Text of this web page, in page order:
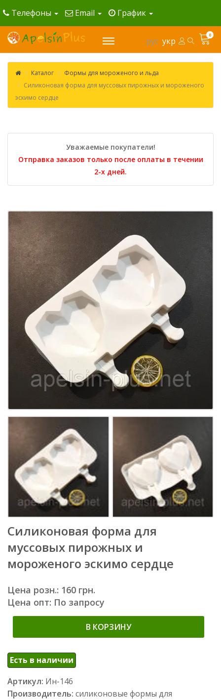
Телефоны Email График
рус укр
0
Каталог
Формы для мороженого и льда
Силиконовая форма для муссовых пирожных и мороженого
эскимо сердце
Уважаемые покупатели!
Отправка заказов только после оплаты в течении
2-х дней.
Силиконовая форма для
муссовых пирожных и
мороженого эскимо сердце
Цена розн.: 160 грн.
Цена опт: По запросу
В КОРЗИНУ
Есть в наличии
Артикул: Ин-146
Производитель: силиконовые формы для